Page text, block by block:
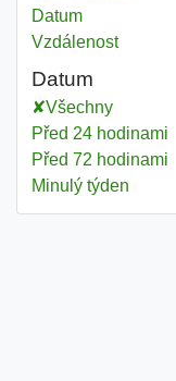
Datum
Vzdálenost
Datum
Všechny
Před 24 hodinami
Před 72 hodinami
Minulý týden